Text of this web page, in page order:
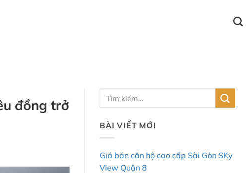
đồng trở
BÀI VIẾT MỚI
Giá bán căn hộ cao cấp Sài Gòn SKy
View Quận 8